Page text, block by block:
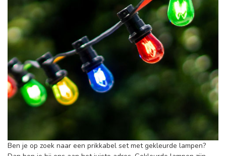
Ben je op zoek naar een prikkabel set met gekleurde lampen?